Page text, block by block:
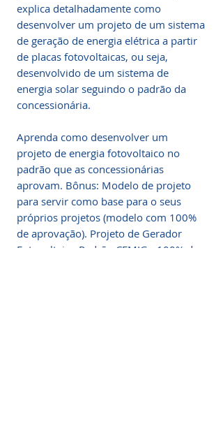
explica detalhadamente como
desenvolver um projeto de um sistema
de geração de energia elétrica a partir
de placas fotovoltaicas, ou seja,
desenvolvido de um sistema de
energia solar seguindo o padrão da
concessionária.
Aprenda como desenvolver um
projeto de energia fotovoltaico no
padrão que as concessionárias
aprovam. Bônus: Modelo de projeto
para servir como base para o seus
próprios projetos (modelo com 100%
de aprovação). Projeto de Gerador
Fotovoltaico Padrão CEMIG - 100% de